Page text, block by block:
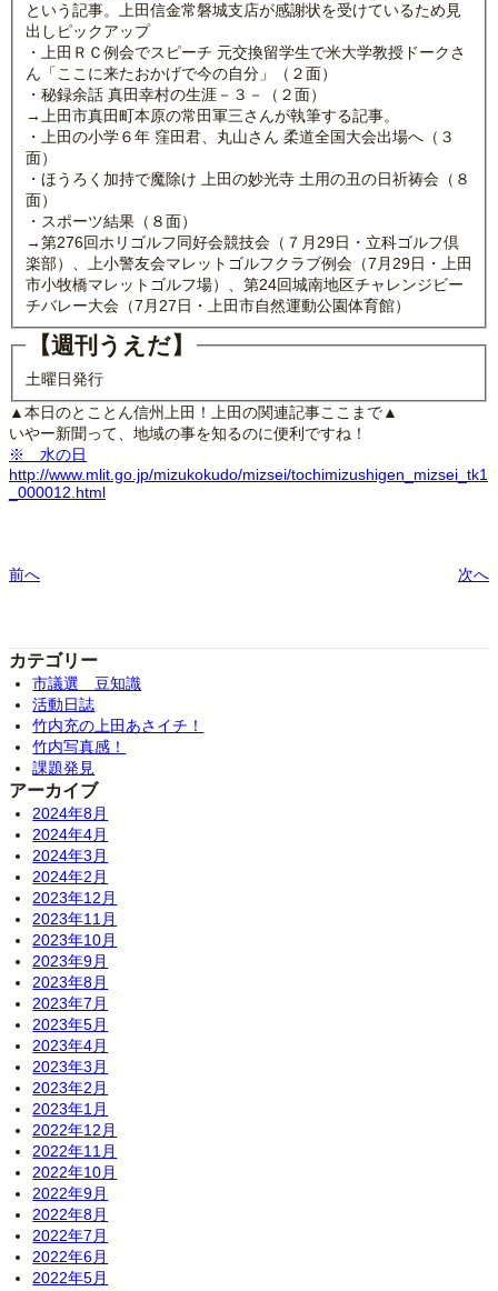
という記事。上田信金常磐城支店が感謝状を受けているため見
出しピックアップ
・上田ＲＣ例会でスピーチ 元交換留学生で米大学教授ドークさ
ん「ここに来たおかげで今の自分」（２面）
・秘録余話 真田幸村の生涯－３－（２面）
→上田市真田町本原の常田軍三さんが執筆する記事。
・上田の小学６年 窪田君、丸山さん 柔道全国大会出場へ（３
面）
・ほうろく加持で魔除け 上田の妙光寺 土用の丑の日祈祷会（８
面）
・スポーツ結果（８面）
→第276回ホリゴルフ同好会競技会（７月29日・立科ゴルフ倶
楽部）、上小警友会マレットゴルフクラブ例会（7月29日・上田
市小牧橋マレットゴルフ場）、第24回城南地区チャレンジビー
チバレー大会（7月27日・上田市自然運動公園体育館）
【週刊うえだ】
土曜日発行
▲本日のとことん信州上田！上田の関連記事ここまで▲
いやー新聞って、地域の事を知るのに便利ですね！
※ 水の日
http://www.mlit.go.jp/mizukokudo/mizsei/tochimizushigen_mizsei_tk1
_000012.html
前へ 次へ
カテゴリー
市議選 豆知識
活動日誌
竹内充の上田あさイチ！
竹内写真感！
課題発見
アーカイブ
2024年8月
2024年4月
2024年3月
2024年2月
2023年12月
2023年11月
2023年10月
2023年9月
2023年8月
2023年7月
2023年5月
2023年4月
2023年3月
2023年2月
2023年1月
2022年12月
2022年11月
2022年10月
2022年9月
2022年8月
2022年7月
2022年6月
2022年5月